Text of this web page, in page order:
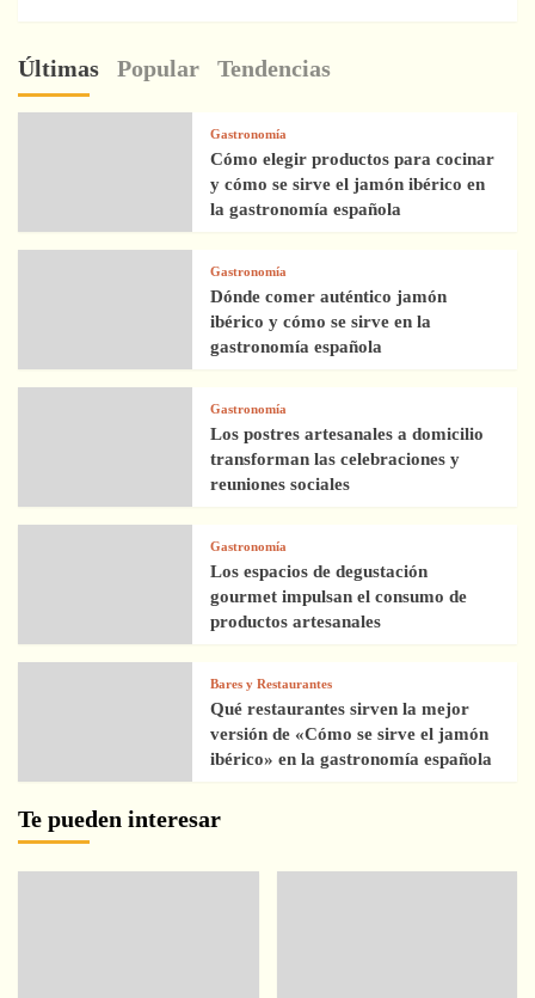
Últimas Popular Tendencias
Gastronomía
Cómo elegir productos para cocinar
y cómo se sirve el jamón ibérico en
la gastronomía española
Gastronomía
Dónde comer auténtico jamón
ibérico y cómo se sirve en la
gastronomía española
Gastronomía
Los postres artesanales a domicilio
transforman las celebraciones y
reuniones sociales
Gastronomía
Los espacios de degustación
gourmet impulsan el consumo de
productos artesanales
Bares y Restaurantes
Qué restaurantes sirven la mejor
versión de «Cómo se sirve el jamón
ibérico» en la gastronomía española
Te pueden interesar